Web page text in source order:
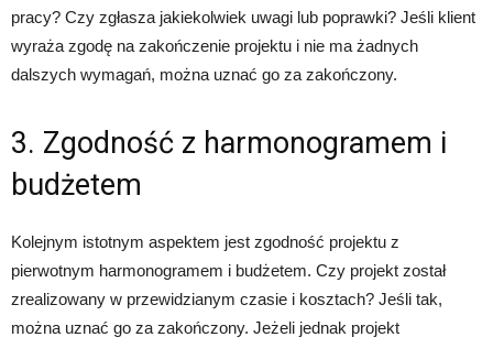
pracy? Czy zgłasza jakiekolwiek uwagi lub poprawki? Jeśli klient
wyraża zgodę na zakończenie projektu i nie ma żadnych
dalszych wymagań, można uznać go za zakończony.
3. Zgodność z harmonogramem i
budżetem
Kolejnym istotnym aspektem jest zgodność projektu z
pierwotnym harmonogramem i budżetem. Czy projekt został
zrealizowany w przewidzianym czasie i kosztach? Jeśli tak,
można uznać go za zakończony. Jeżeli jednak projekt